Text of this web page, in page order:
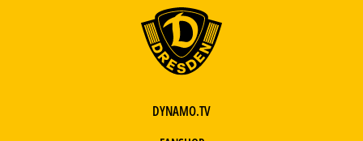
DYNAMO.TV